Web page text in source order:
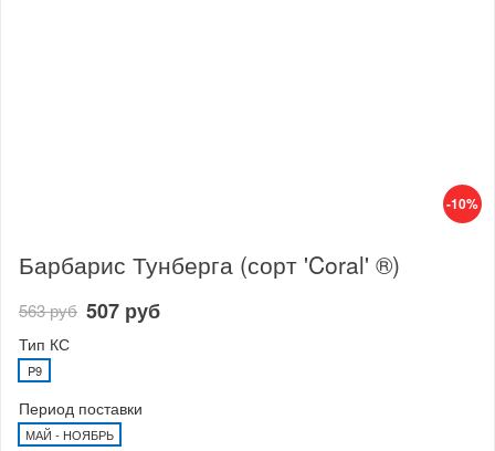
-10%
Барбарис Тунберга (сорт 'Coral' ®)
563 руб 507 руб
Тип КС
P9
Период поставки
МАЙ - НОЯБРЬ